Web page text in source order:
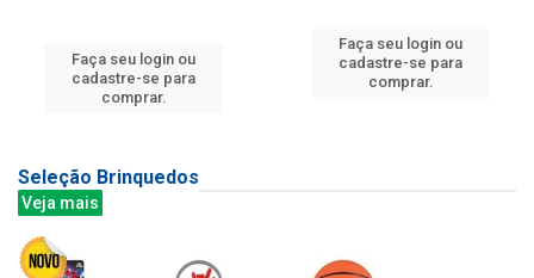
Faça seu login ou
cadastre-se para
comprar.
Faça seu login ou
cadastre-se para
comprar.
Seleção Brinquedos
Veja mais